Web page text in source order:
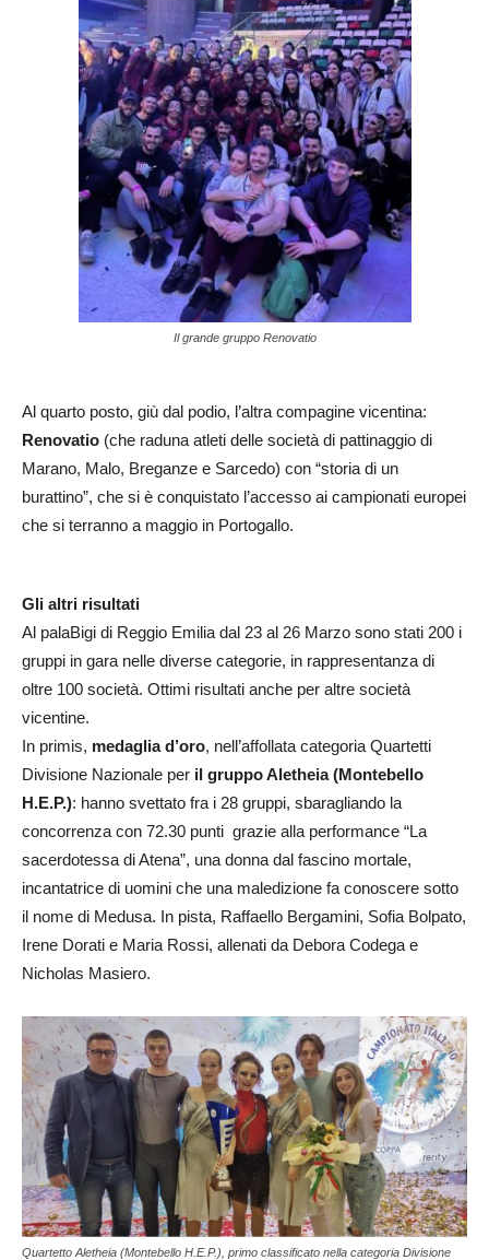
Il grande gruppo Renovatio
Al quarto posto, giù dal podio, l’altra compagine vicentina:
Renovatio (che raduna atleti delle società di pattinaggio di
Marano, Malo, Breganze e Sarcedo) con “storia di un
burattino”, che si è conquistato l’accesso ai campionati europei
che si terranno a maggio in Portogallo.
Gli altri risultati
Al palaBigi di Reggio Emilia dal 23 al 26 Marzo sono stati 200 i
gruppi in gara nelle diverse categorie, in rappresentanza di
oltre 100 società. Ottimi risultati anche per altre società
vicentine.
In primis, medaglia d’oro, nell’affollata categoria Quartetti
Divisione Nazionale per il gruppo Aletheia (Montebello
H.E.P.): hanno svettato fra i 28 gruppi, sbaragliando la
concorrenza con 72.30 punti grazie alla performance “La
sacerdotessa di Atena”, una donna dal fascino mortale,
incantatrice di uomini che una maledizione fa conoscere sotto
il nome di Medusa. In pista, Raffaello Bergamini, Sofia Bolpato,
Irene Dorati e Maria Rossi, allenati da Debora Codega e
Nicholas Masiero.
Quartetto Aletheia (Montebello H.E.P.), primo classificato nella categoria Divisione